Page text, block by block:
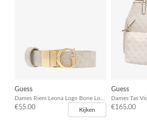
Guess
€55.00 Kijken
Guess
€165.00